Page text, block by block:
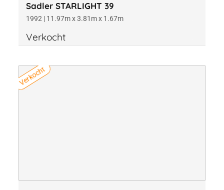
Sadler STARLIGHT 39
1992 | 11.97m x 3.81m x 1.67m
Verkocht
Verkocht